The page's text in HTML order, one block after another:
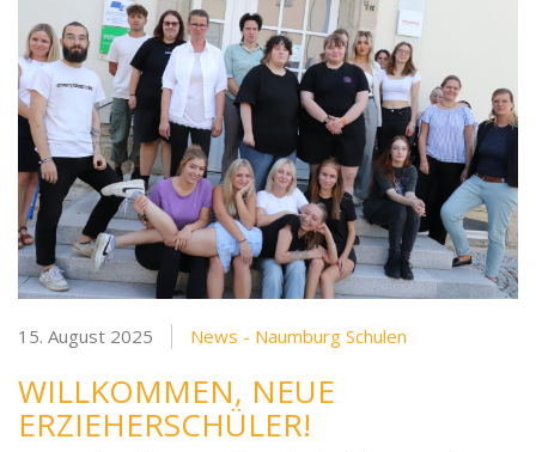
15. August 2025 News - Naumburg Schulen
WILLKOMMEN, NEUE
ERZIEHERSCHÜLER!